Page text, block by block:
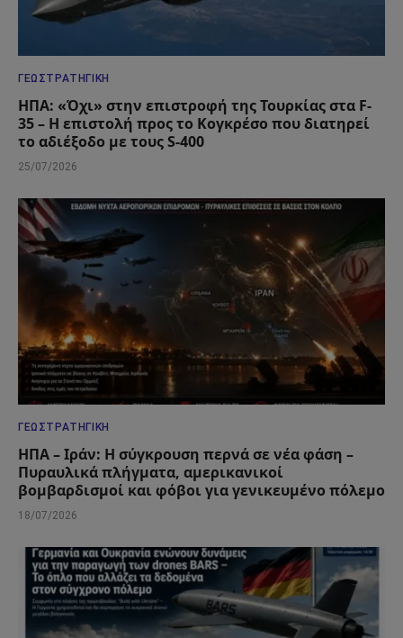
ΓΕΩΣΤΡΑΤΗΓΙΚΉ
ΗΠΑ: «Όχι» στην επιστροφή της Τουρκίας στα F-
35 – Η επιστολή προς το Κογκρέσο που διατηρεί
το αδιέξοδο με τους S-400
25/07/2026
ΓΕΩΣΤΡΑΤΗΓΙΚΉ
ΗΠΑ – Ιράν: Η σύγκρουση περνά σε νέα φάση –
Πυραυλικά πλήγματα, αμερικανικοί
βομβαρδισμοί και φόβοι για γενικευμένο πόλεμο
18/07/2026